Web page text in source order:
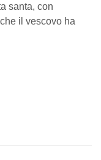
santa, con
il vescovo ha